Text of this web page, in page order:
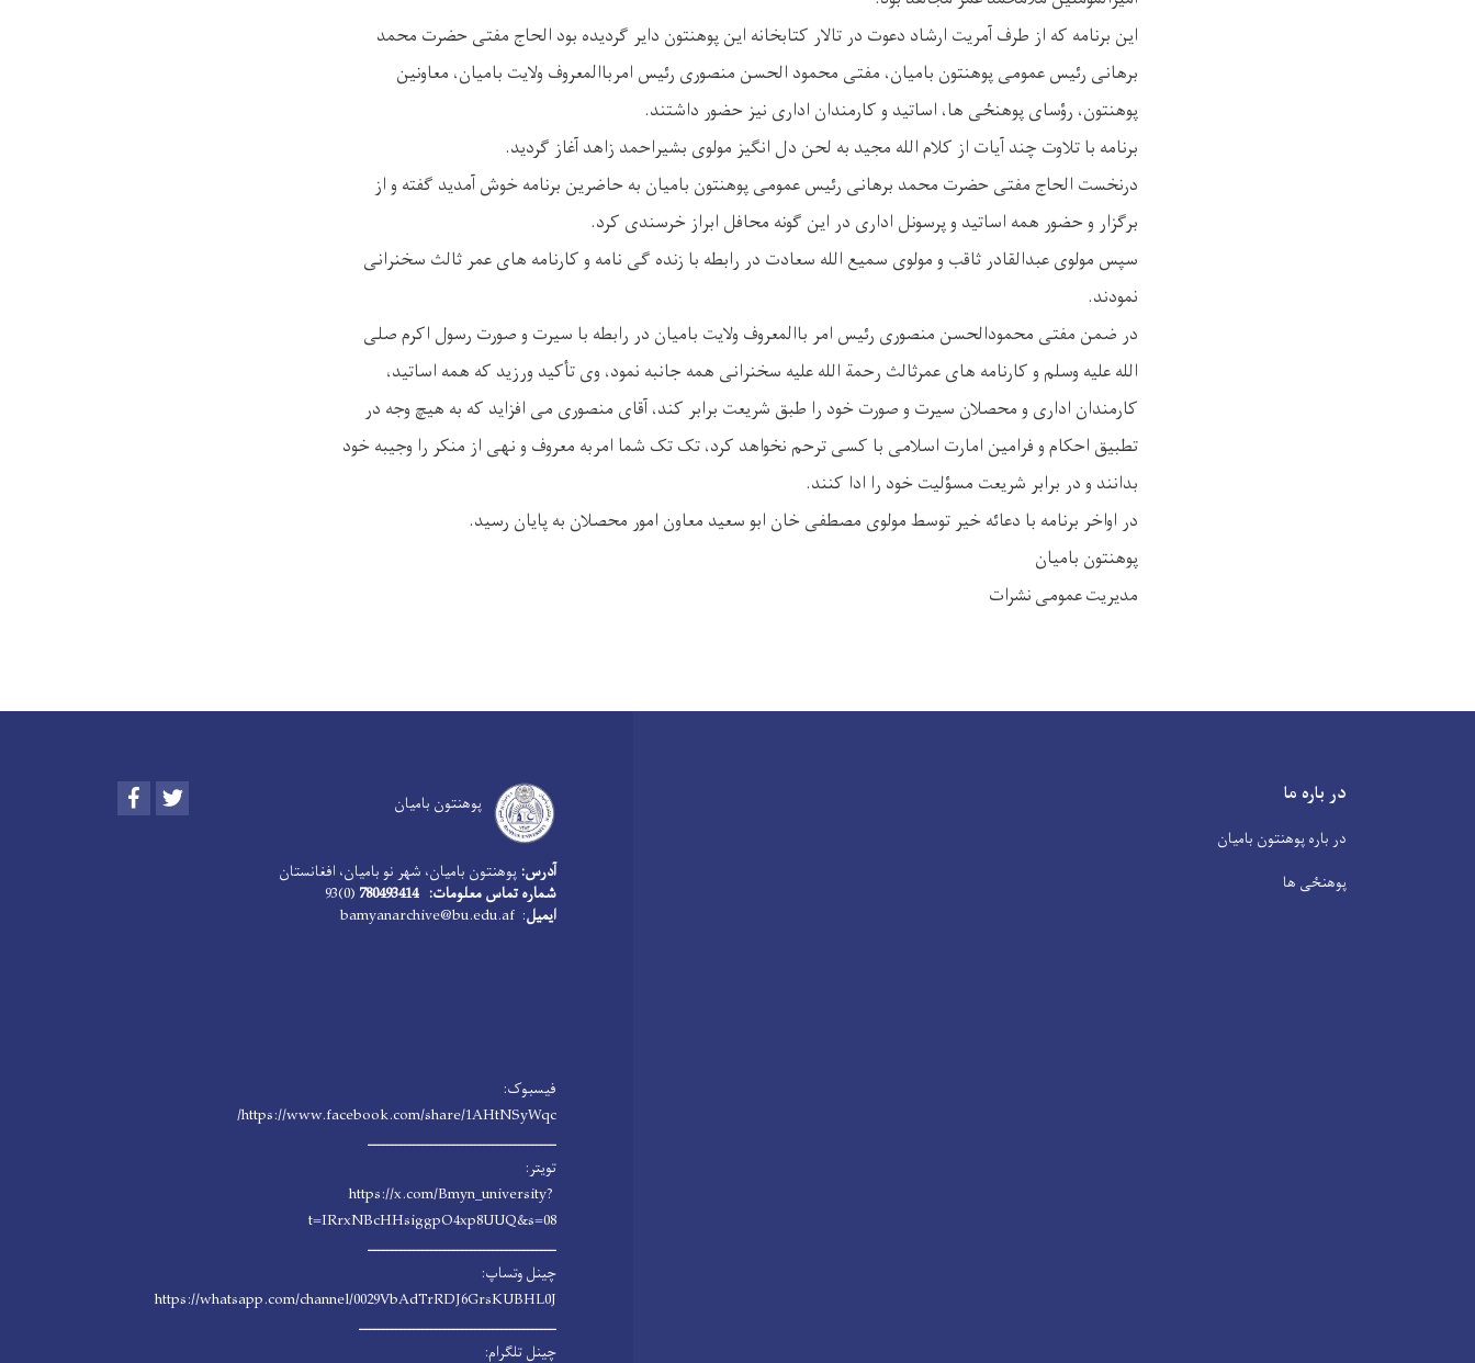
این برنامه که از طرف آمریت ارشاد دعوت در تالار کتابخانه این پوهنتون دایر گردیده بود الحاج مفتی حضرت محمد
برهانی رئیس عمومی پوهنتون بامیان، مفتی محمود الحسن منصوری رئیس امرباالمعروف ولایت بامیان، معاونین
پوهنتون، رؤسای پوهنځی ها، اساتید و کارمندان اداری نیز حضور داشتند.
برنامه با تلاوت چند آیات از کلام الله مجید به لحن دل انگیز مولوی بشیراحمد زاهد آغاز گردید.
درنخست الحاج مفتی حضرت محمد برهانی رئیس عمومی پوهنتون بامیان به حاضرین برنامه خوش آمدید ګفته و از
برگزار و حضور همه اساتید و پرسونل اداری در این ګونه محافل ابراز خرسندی کرد.
سپس مولوی عبدالقادر ثاقب و مولوی سمیع الله سعادت در رابطه با زنده گی نامه و کارنامه های عمر ثالث سخنرانی
نمودند.
در ضمن مفتی محمودالحسن منصوری رئیس امر باالمعروف ولایت بامیان در رابطه با سیرت و صورت رسول اکرم صلی
الله علیه وسلم و کارنامه های عمرثالث رحمة الله علیه سخنرانی همه جانبه نمود، وی تأکید ورزید که همه اساتید،
کارمندان اداری و محصلان سیرت و صورت خود را طبق شریعت برابر کند، آقای منصوری می افزاید که به هیچ وجه در
تطبیق احکام و فرامین امارت اسلامی با کسی ترحم نخواهد کرد، تک تک شما امربه معروف و نهی از منکر را وجیبه خود
بدانند و در برابر شریعت مسؤلیت خود را ادا کنند.
در اواخر برنامه با دعائه خیر توسط مولوی مصطفی خان ابو سعید معاون امور محصلان به پایان رسید.
پوهنتون بامیان
مدیریت عمومی نشرات
در باره ما
در باره پوهنتون بامیان
پوهنځی ها
پوهنتون بامیان Facebook
آدرس: پوهنتون بامیان، شهر نو بامیان، افغانستان
شماره تماس معلومات: 780493414
(0)93
ایمیل: bamyanarchive@bu.edu.af
فیسبوک:
https://www.facebook.com/share/1AHtNSyWqc/
ـــــــــــــــــــــــــــــــــــــــــــ
تویتر:
https://x.com/Bmyn_university?
t=IRrxNBcHHsiggpO4xp8UUQ&s=08
ـــــــــــــــــــــــــــــــــــــــــــ
چینل وتساپ:
https://whatsapp.com/channel/0029VbAdTrRDJ6GrsKUBHL0J
ـــــــــــــــــــــــــــــــــــــــــــــ
چینل تلگرام: